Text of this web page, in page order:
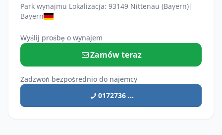
Park wynajmu Lokalizacja: 93149 Nittenau (Bayern)|
Bayern
Wyślij prośbę o wynajem
Zamów teraz
Zadzwoń bezpośrednio do najemcy
0172736 ...